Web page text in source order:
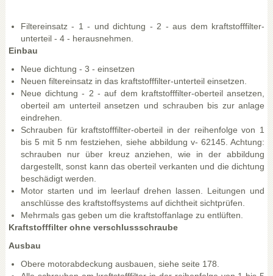
Filtereinsatz - 1 - und dichtung - 2 - aus dem kraftstofffilter-
unterteil - 4 - herausnehmen.
Einbau
Neue dichtung - 3 - einsetzen
Neuen filtereinsatz in das kraftstofffilter-unterteil einsetzen.
Neue dichtung - 2 - auf dem kraftstofffilter-oberteil ansetzen,
oberteil am unterteil ansetzen und schrauben bis zur anlage
eindrehen.
Schrauben für kraftstofffilter-oberteil in der reihenfolge von 1
bis 5 mit 5 nm festziehen, siehe abbildung v- 62145. Achtung:
schrauben nur über kreuz anziehen, wie in der abbildung
dargestellt, sonst kann das oberteil verkanten und die dichtung
beschädigt werden.
Motor starten und im leerlauf drehen lassen. Leitungen und
anschlüsse des kraftstoffsystems auf dichtheit sichtprüfen.
Mehrmals gas geben um die kraftstoffanlage zu entlüften.
Kraftstofffilter ohne verschlussschraube
Ausbau
Obere motorabdeckung ausbauen, siehe seite 178.